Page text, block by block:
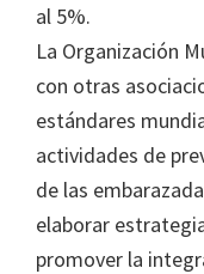
al 5%.
La Organización
con otras
estándares
actividades de
de las
elaborar
promover la